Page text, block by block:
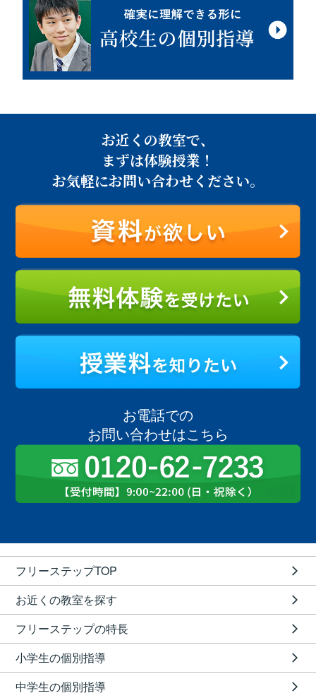
お近くの教室で、
まずは体験授業！
お気軽にお問い合わせください。
お電話での
お問い合わせはこちら
フリーステップTOP
お近くの教室を探す
フリーステップの特長
小学生の個別指導
中学生の個別指導